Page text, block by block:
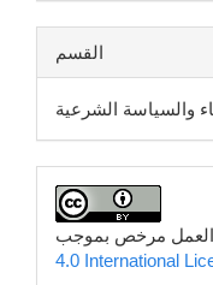
القسم
والسياسة الشرعية
4.0 International